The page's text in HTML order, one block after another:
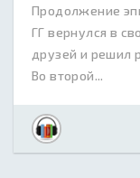
Продолжение
ГГ вернулся в
друзей и решил
Во второй...